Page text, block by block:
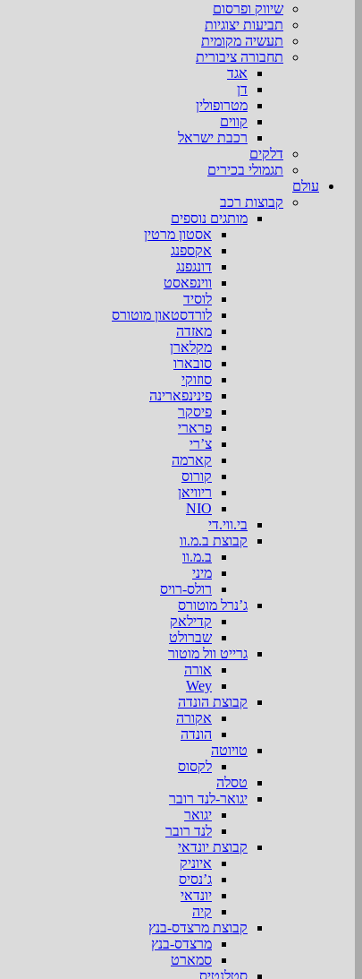
שיווק ופרסום
תביעות יצוגיות
תעשיה מקומית
תחבורה ציבורית
אגד
דן
מטרופולין
קווים
רכבת ישראל
דלקים
תגמולי בכירים
עולם
קבוצות רכב
מותגים נוספים
אסטון מרטין
אקספנג
דונגפנג
ווינפאסט
לוסיד
לורדסטאון מוטורס
מאזדה
מקלארן
סובארו
סוזוקי
פינינפארינה
פיסקר
פרארי
צ’רי
קארמה
קורוס
ריוויאן
NIO
בי.ווי.די
קבוצת ב.מ.וו
ב.מ.וו
מיני
רולס-רויס
ג’נרל מוטורס
קדילאק
שברולט
גרייט וול מוטור
אורה
Wey
קבוצת הונדה
אקורה
הונדה
טויוטה
לקסוס
טסלה
יגואר-לנד רובר
יגואר
לנד רובר
קבוצת יונדאי
איוניק
ג’נסיס
יונדאי
קיה
קבוצת מרצדס-בנץ
מרצדס-בנץ
סמארט
סטלנטיס